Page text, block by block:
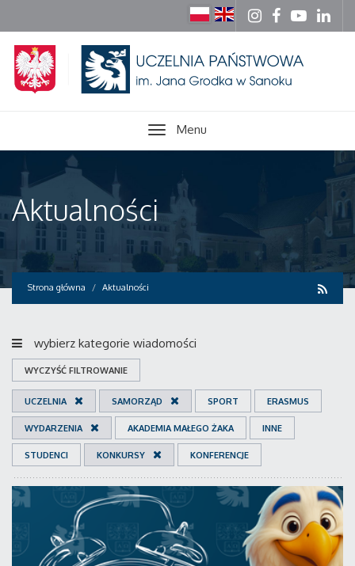
Menu
Aktualności
Strona główna Aktualności
wybierz kategorie wiadomości
WYCZYŚĆ FILTROWANIE
UCZELNIA SAMORZĄD SPORT ERASMUS
WYDARZENIA AKADEMIA MAŁEGO ŻAKA INNE
STUDENCI KONKURSY KONFERENCJE